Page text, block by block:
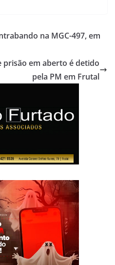
na MGC-497, em
prisão em aberto é detido
pela PM em Frutal